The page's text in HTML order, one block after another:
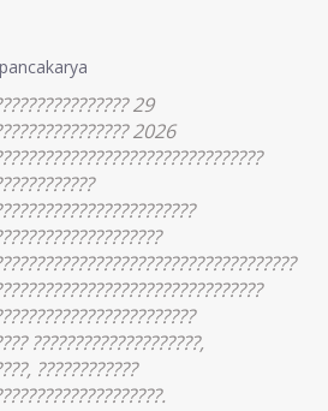
29
2026
????????????????????,
????????????